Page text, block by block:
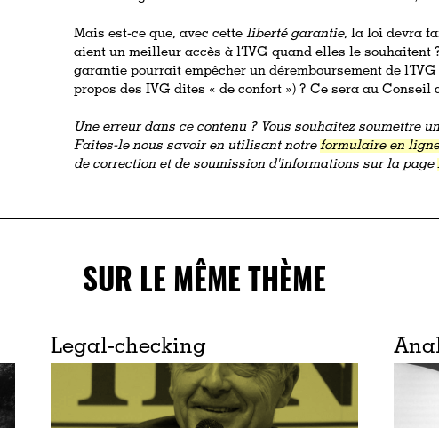
Mais est-ce que, avec cetteliberté garantie, la loi devra
aient un meilleur accès à l’IVG quand elles le souhaitent
garantie pourrait empêcher un déremboursement de
propos des IVG dites « de confort ») ? Ce sera au Conseil
Une erreur dans ce contenu ? Vous souhaitez soumettre
Faites-le nous savoir en utilisant notreformulaire en
de correction et de soumission d'informations sur la page
SUR LE MÊME THÈME
Legal-checking